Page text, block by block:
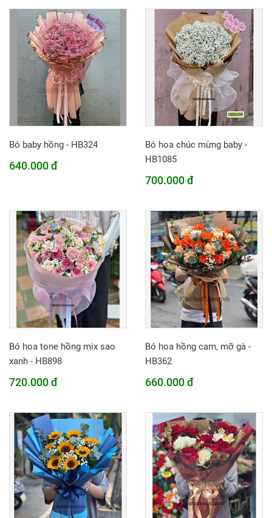
Bó baby hồng - HB324
640.000 đ
Bó hoa chúc mừng baby -
HB1085
700.000 đ
Bó hoa tone hồng mix sao
xanh - HB898
720.000 đ
Bó hoa hồng cam, mỡ gà -
HB362
660.000 đ